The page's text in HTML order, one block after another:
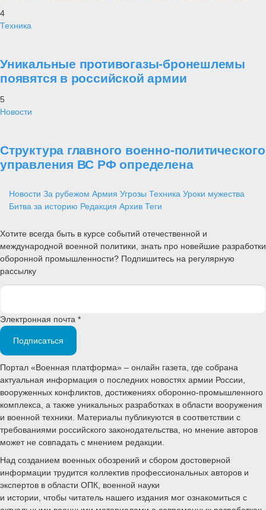
4
Техника
Уникальные противогазы-бронешлемы
появятся в российской армии
5
Новости
Структура главного военно-политического
управления ВС РФ определена
Новости За рубежом Армия Угрозы Техника Уроки мужества
Битва за историю Редакция Архив Теги
Хотите всегда быть в курсе событий отечественной и
международной военной политики, знать про новейшие разработки
оборонной промышленности? Подпишитесь на регулярную
рассылку
Электронная почта *
Подписаться
Портал «Военная платформа» – онлайн газета, где собрана
актуальная информация о последних новостях армии России,
вооруженных конфликтов, достижениях оборонно-промышленного
комплекса, а также уникальных разработках в области вооружения
и военной техники. Материалы публикуются в соответствии с
требованиями российского законодательства, но мнение авторов
может не совпадать с мнением редакции.
Над созданием военных обозрений и сбором достоверной
информации трудится коллектив профессиональных авторов и
экспертов в области ОПК, военной науки
и истории, чтобы читатель нашего издания мог ознакомиться с